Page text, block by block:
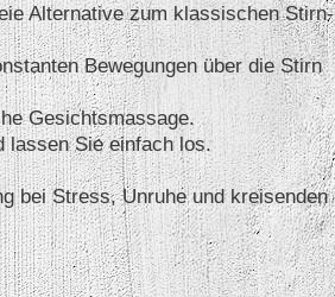
Alternative zum klassischen Stirn-
Bewegungen über die Stirn
Gesichtsmassage.
lassen Sie einfach los.
bei Stress, Unruhe und kreisenden